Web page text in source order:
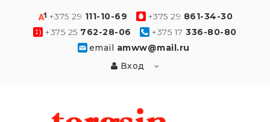
+375 29 111-10-69 +375 29 861-34-30
+375 25 762-28-06 +375 17 336-80-80
email amww@mail.ru
Вход